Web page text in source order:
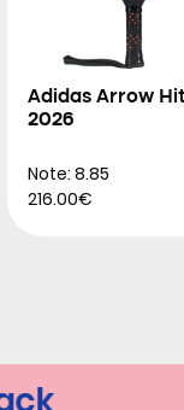
Adidas Arrow
2026
Note: 8.85
216.00€